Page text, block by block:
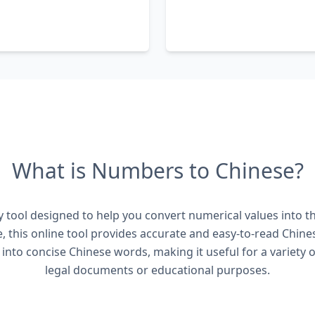
What is Numbers to Chinese?
tool designed to help you convert numerical values into
online tool provides accurate and easy-to-read
concise Chinese words, making it useful for a variety
legal documents or educational purposes.